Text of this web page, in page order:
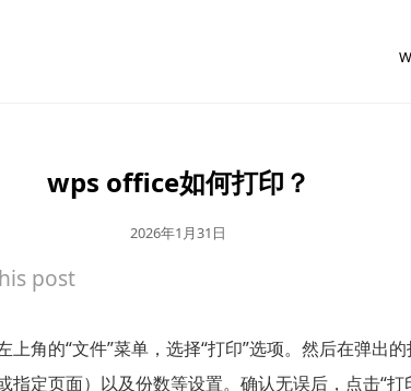
wps office如何打印？
2026年1月31日
post
角的“文件”菜单，选择“打印”选项。然后在弹出
定页面）以及份数等设置。确认无误后，点击“打